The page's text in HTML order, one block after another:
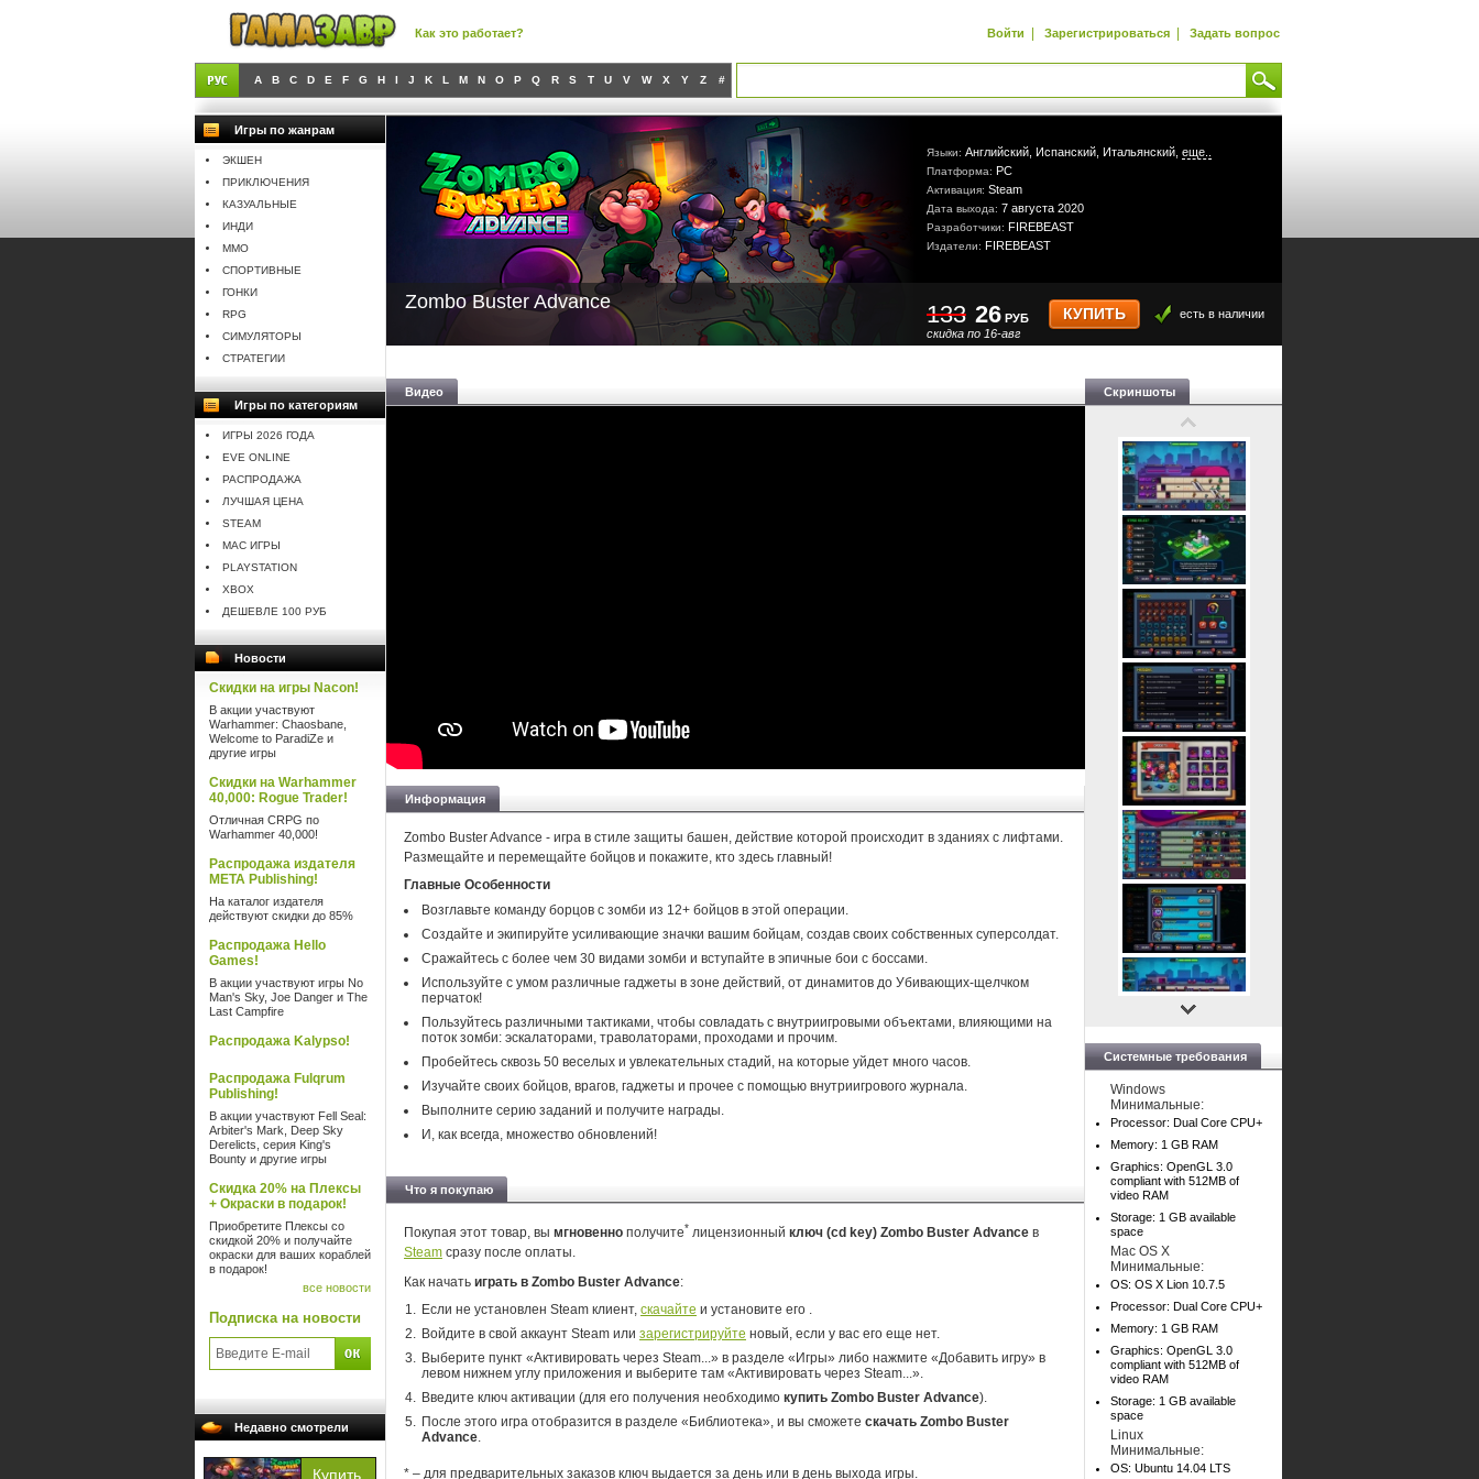
Как это работает? Войти | Зарегистрироваться | Задать вопрос
A B C D E F G H I J K L M N O P Q R S T U V W X Y Z #
Игры по жанрам
ЭКШЕН
ПРИКЛЮЧЕНИЯ
КАЗУАЛЬНЫЕ
ИНДИ
MMO
СПОРТИВНЫЕ
ГОНКИ
RPG
СИМУЛЯТОРЫ
СТРАТЕГИИ
Игры по категориям
ИГРЫ 2026 ГОДА
EVE ONLINE
РАСПРОДАЖА
ЛУЧШАЯ ЦЕНА
STEAM
MAC ИГРЫ
PLAYSTATION
XBOX
ДЕШЕВЛЕ 100 РУБ
Новости
Скидки на игры Nacon!
В акции участвуют
Warhammer: Chaosbane,
Welcome to ParadiZe и
другие игры
Скидки на Warhammer
40,000: Rogue Trader!
Отличная CRPG по
Warhammer 40,000!
Распродажа издателя
META Publishing!
На каталог издателя
действуют скидки до 85%
Распродажа Hello
Games!
В акции участвуют игры No
Man's Sky, Joe Danger и The
Last Campfire
Распродажа Kalypso!
Распродажа Fulqrum
Publishing!
В акции участвуют Fell Seal:
Arbiter's Mark, Deep Sky
Derelicts, серия King's
Bounty и другие игры
Скидка 20% на Плексы
+ Окраски в подарок!
Приобретите Плексы со
скидкой 20% и получайте
окраски для ваших кораблей
в подарок!
все новости
Подписка на новости
Недавно смотрели
Языки: Английский, Испанский, Итальянский, еще..
Платформа: PC
Активация: Steam
Дата выхода: 7 августа 2020
Разработчики: FIREBEAST
Издатели: FIREBEAST
Zombo Buster Advance 133
скидка по 16-авг
26 РУБ КУПИТЬ есть в наличии
Видео
Информация
Zombo Buster Advance - игра в стиле защиты башен, действие которой происходит в зданиях с лифтами.
Размещайте и перемещайте бойцов и покажите, кто здесь главный!
Главные Особенности
Возглавьте команду борцов с зомби из 12+ бойцов в этой операции.
Создайте и экипируйте усиливающие значки вашим бойцам, создав своих собственных суперсолдат.
Сражайтесь с более чем 30 видами зомби и вступайте в эпичные бои с боссами.
Используйте с умом различные гаджеты в зоне действий, от динамитов до Убивающих-щелчком
перчаток!
Пользуйтесь различными тактиками, чтобы совладать с внутриигровыми объектами, влияющими на
поток зомби: эскалаторами, траволаторами, проходами и прочим.
Пробейтесь сквозь 50 веселых и увлекательных стадий, на которые уйдет много часов.
Изучайте своих бойцов, врагов, гаджеты и прочее с помощью внутриигрового журнала.
Выполните серию заданий и получите награды.
И, как всегда, множество обновлений!
Что я покупаю
Покупая этот товар, вы мгновенно получите* лицензионный ключ (cd key) Zombo Buster Advance в
Steam сразу после оплаты.
Как начать играть в Zombo Buster Advance:
Если не установлен Steam клиент, скачайте и установите его .
Войдите в свой аккаунт Steam или зарегистрируйте новый, если у вас его еще нет.
Выберите пункт «Активировать через Steam...» в разделе «Игры» либо нажмите «Добавить игру» в
левом нижнем углу приложения и выберите там «Активировать через Steam...».
Введите ключ активации (для его получения необходимо купить Zombo Buster Advance).
После этого игра отобразится в разделе «Библиотека», и вы сможете скачать Zombo Buster
Advance.
* – для предварительных заказов ключ выдается за день или в день выхода игры.
Скриншоты
Системные требования
Windows
Минимальные:
Processor: Dual Core CPU+
Memory: 1 GB RAM
Graphics: OpenGL 3.0
compliant with 512MB of
video RAM
Storage: 1 GB available
space
Mac OS X
Минимальные:
OS: OS X Lion 10.7.5
Processor: Dual Core CPU+
Memory: 1 GB RAM
Graphics: OpenGL 3.0
compliant with 512MB of
video RAM
Storage: 1 GB available
space
Linux
Минимальные:
OS: Ubuntu 14.04 LTS